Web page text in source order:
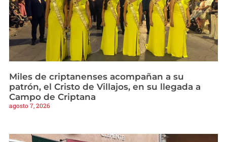
Miles de criptanenses acompañan a su
patrón, el Cristo de Villajos, en su llegada a
Campo de Criptana
agosto 7, 2026